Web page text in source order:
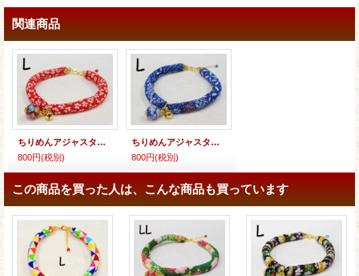
関連商品
ちりめんアジャスター★とんぼ玉
800円(税別)
ちりめんアジャスター★とんぼ玉
800円(税別)
この商品を買った人は、こんな商品も買っています